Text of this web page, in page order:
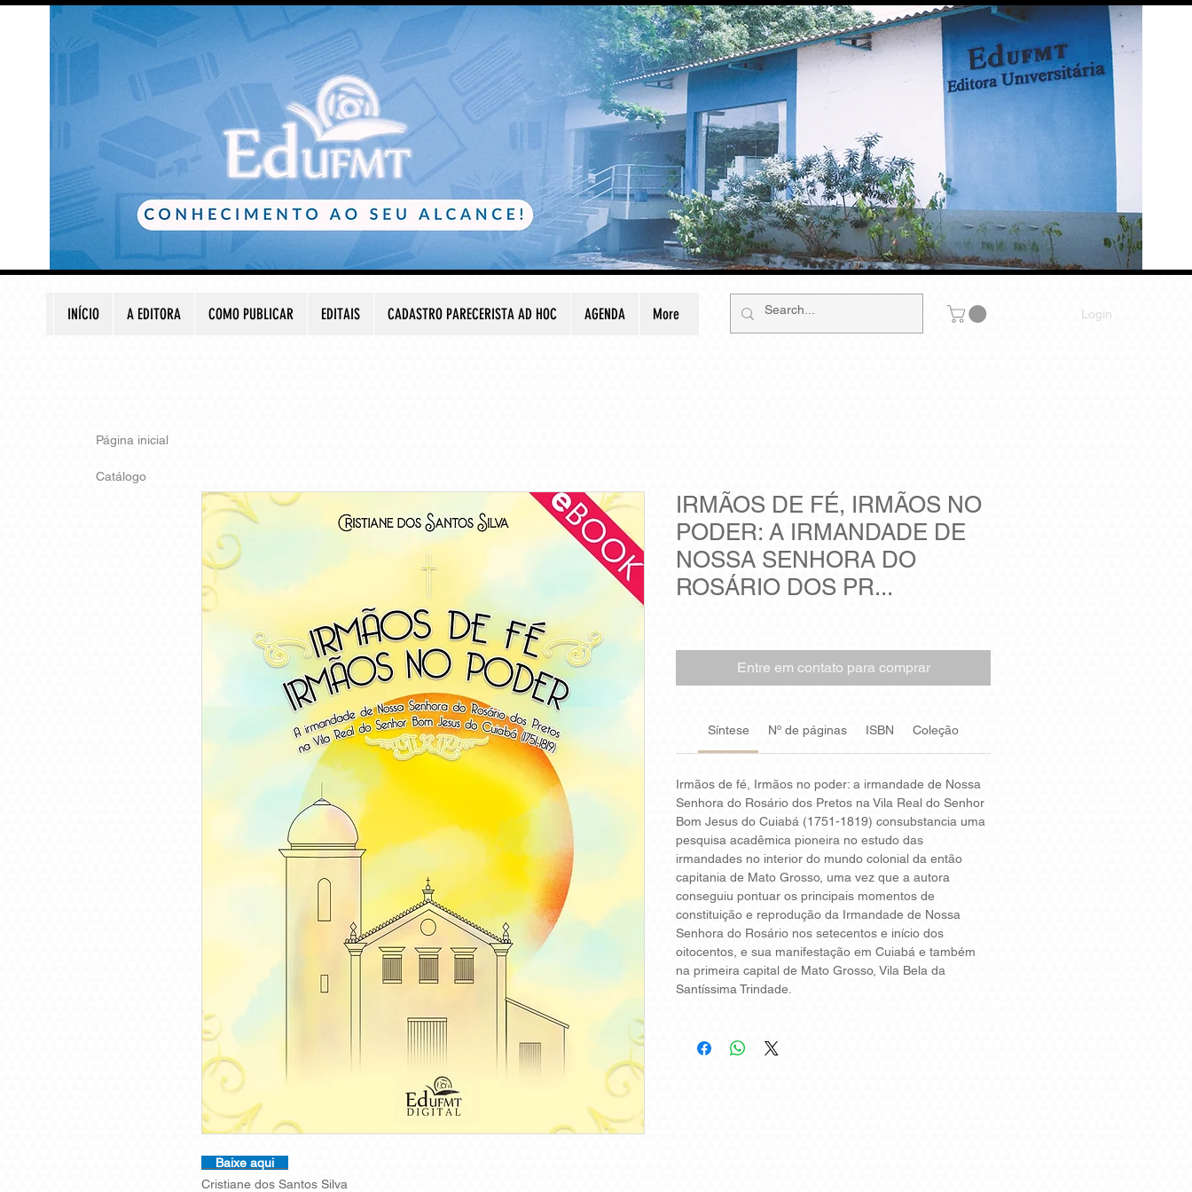
INÍCIO A EDITORA COMO PUBLICAR EDITAIS CADASTRO PARECERISTA AD HOC AGENDA More Login
Página inicial
Catálogo
Baixe aqui
Cristiane dos Santos Silva
IRMÃOS DE FÉ, IRMÃOS NO
PODER: A IRMANDADE DE
NOSSA SENHORA DO
ROSÁRIO DOS PR...
Entre em contato para comprar
Síntese Nº de páginas ISBN Coleção
Irmãos de fé, Irmãos no poder: a irmandade de Nossa
Senhora do Rosário dos Pretos na Vila Real do Senhor
Bom Jesus do Cuiabá (1751-1819) consubstancia uma
pesquisa acadêmica pioneira no estudo das
irmandades no interior do mundo colonial da então
capitania de Mato Grosso, uma vez que a autora
conseguiu pontuar os principais momentos de
constituição e reprodução da Irmandade de Nossa
Senhora do Rosário nos setecentos e início dos
oitocentos, e sua manifestação em Cuiabá e também
na primeira capital de Mato Grosso, Vila Bela da
Santíssima Trindade.